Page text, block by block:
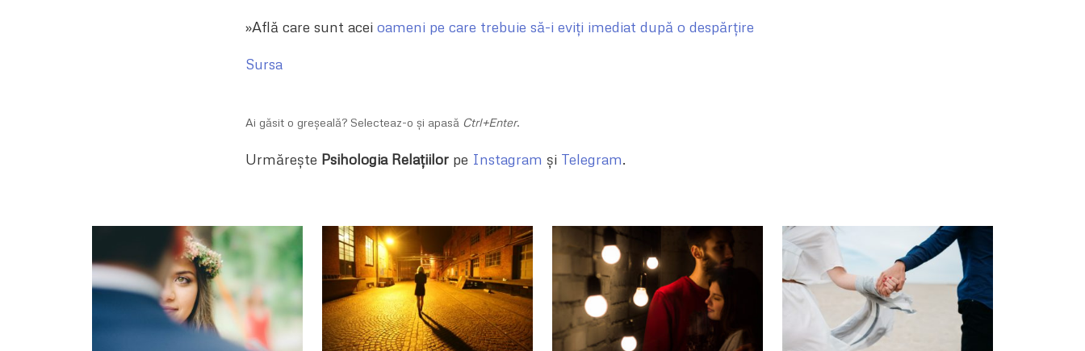
»Află care sunt acei oameni pe care trebuie să-i eviți imediat după o despărțire
Sursa
Ai găsit o greșeală? Selecteaz-o și apasă Ctrl+Enter.
Urmărește Psihologia Relațiilor pe Instagram și Telegram.